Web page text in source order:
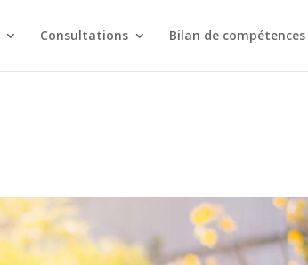
Consultations Bilan de compétences